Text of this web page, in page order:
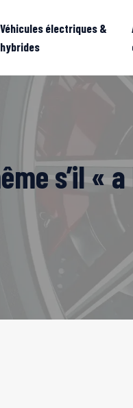
Véhicules électriques &
hybrides
s’il « a